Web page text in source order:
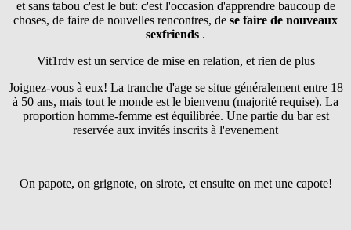
et sans tabou c'est le but: c'est l'occasion d'apprendre baucoup de
choses, de faire de nouvelles rencontres, de se faire de nouveaux
sexfriends .
Vit1rdv est un service de mise en relation, et rien de plus
Joignez-vous à eux! La tranche d'age se situe généralement entre 18
à 50 ans, mais tout le monde est le bienvenu (majorité requise). La
proportion homme-femme est équilibrée. Une partie du bar est
reservée aux invités inscrits à l'evenement
On papote, on grignote, on sirote, et ensuite on met une capote!